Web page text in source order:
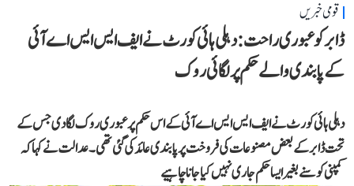
قومی خبریں
ڈابر کو عبوری راحت: دہلی ہائی کورٹ نے ایف ایس ایس اے آئی
کے پابندی والے حکم پر لگائی روک
دہلی ہائی کورٹ نے ایف ایس ایس اے آئی کے اس حکم پر عبوری روک لگا دی جس کے
تحت ڈابر کے بعض مصنوعات کی فروخت پر پابندی عائد کی گئی تھی۔ عدالت نے کہا کہ
کمپنی کو سنے بغیر ایسا حکم جاری نہیں کیا جانا چاہیے